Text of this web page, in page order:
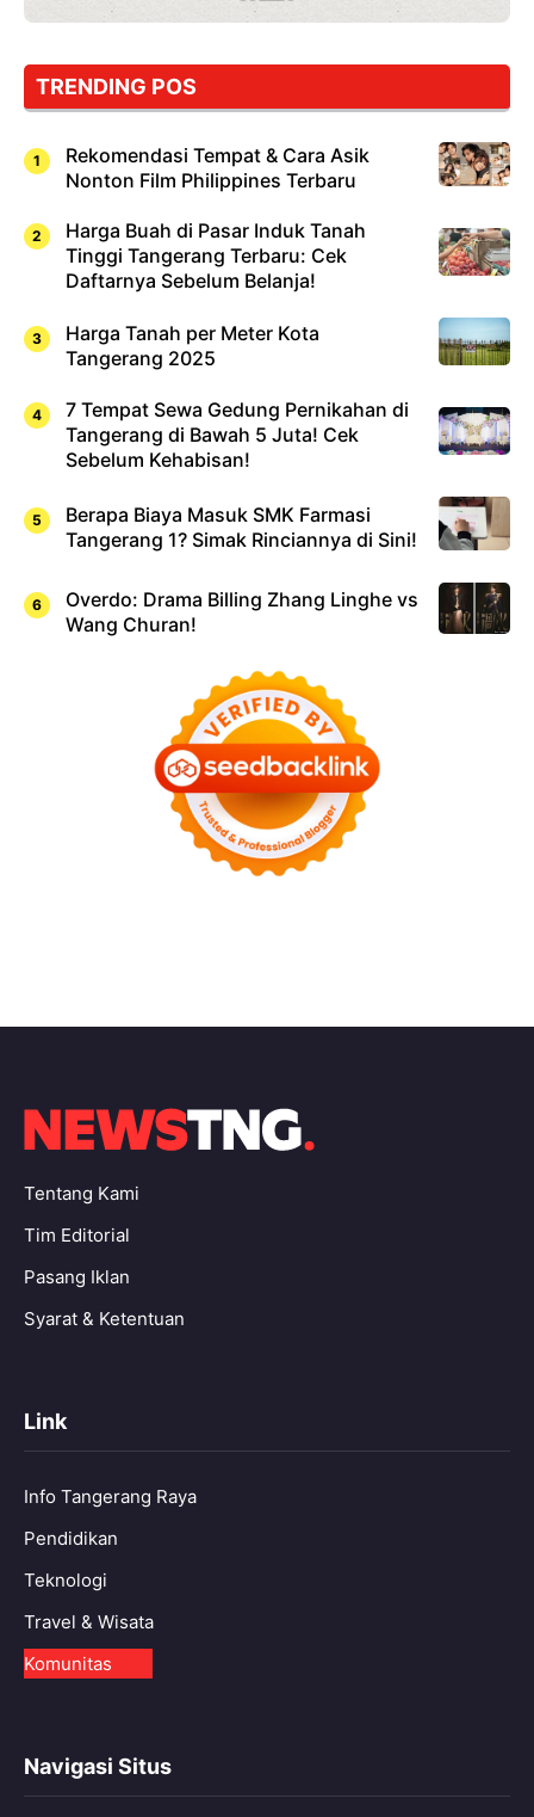
Dicoba,
Cuma
Sushi!
TRENDING POS
Rekomendasi Tempat & Cara Asik
Nonton Film Philippines Terbaru
Harga Buah di Pasar Induk Tanah
Tinggi Tangerang Terbaru: Cek
Daftarnya Sebelum Belanja!
Harga Tanah per Meter Kota
Tangerang 2025
7 Tempat Sewa Gedung Pernikahan di
Tangerang di Bawah 5 Juta! Cek
Sebelum Kehabisan!
Berapa Biaya Masuk SMK Farmasi
Tangerang 1? Simak Rinciannya di Sini!
Overdo: Drama Billing Zhang Linghe vs
Wang Churan!
Tentang Kami
Tim Editorial
Pasang Iklan
Syarat & Ketentuan
Link
Info Tangerang Raya
Pendidikan
Teknologi
Travel & Wisata
Komunitas
Navigasi Situs